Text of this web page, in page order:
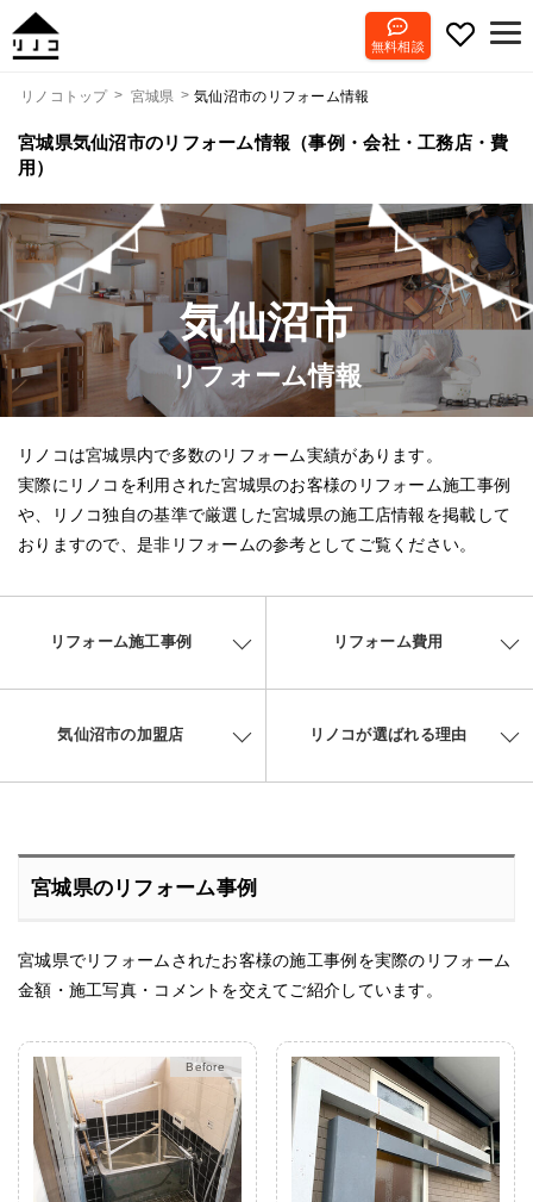
無料相談
リノコトップ 宮城県 気仙沼市のリフォーム情報
宮城県気仙沼市のリフォーム情報（事例・会社・工務店・費
用）
気仙沼市
リフォーム情報
リノコは宮城県内で多数のリフォーム実績があります。
実際にリノコを利用された宮城県のお客様のリフォーム施工事例
や、リノコ独自の基準で厳選した宮城県の施工店情報を掲載して
おりますので、是非リフォームの参考としてご覧ください。
リフォーム施工事例 リフォーム費用
気仙沼市の加盟店 リノコが選ばれる理由
宮城県のリフォーム事例
宮城県でリフォームされたお客様の施工事例を実際のリフォーム
金額・施工写真・コメントを交えてご紹介しています。
After